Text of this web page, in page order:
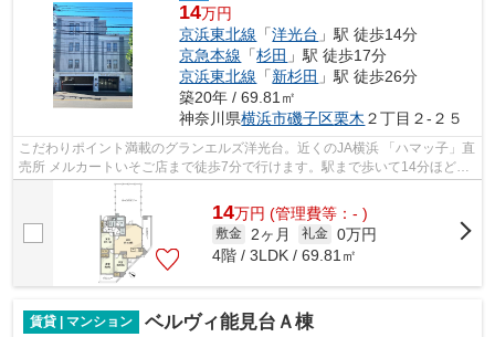
14万円
京浜東北線 「洋光台 」駅 徒歩14分
京急本線 「杉田 」駅 徒歩17分
京浜東北線 「新杉田 」駅 徒歩26分
築20年 / 69.81㎡
神奈川県横浜市磯子区栗木 ２丁目２-２５
こだわりポイント満載のグランエルズ洋光台。近くのJA横浜 「ハマッ子」直
売所 メルカートいそご店まで徒歩7分で行けます。駅まで歩いて14分ほど
の、魅力的な立地の物件です。移動範囲...
14万円 (管理費等：- )
敷金 2ヶ月 礼金 0万円
4階 / 3LDK / 69.81㎡
賃貸 | マンション ベルヴィ能見台Ａ棟